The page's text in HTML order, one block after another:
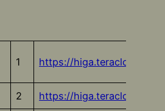
1 https://higa.teracloud.jp/
2 https://higa.teracloud.jp/